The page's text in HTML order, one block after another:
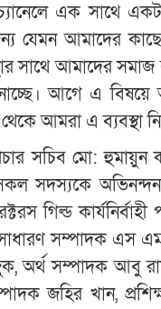
এক সাথে
যেমন আমাদের
সাথে আমাদের সমাজ
আগে এ বিষয়ে
আমরা এ ব্যবস্থা
সচিব মো: হুমায়ুন
সদস্যকে
গিল্ড
সম্পাদক এস এম
অর্থ সম্পাদক আবু
জহির খান,